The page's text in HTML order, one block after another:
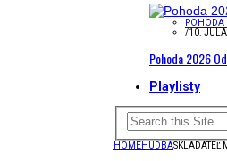
POHODA
/10.
Pohoda 2026
Playlisty
HOMEHUDBASKLADATEĽ